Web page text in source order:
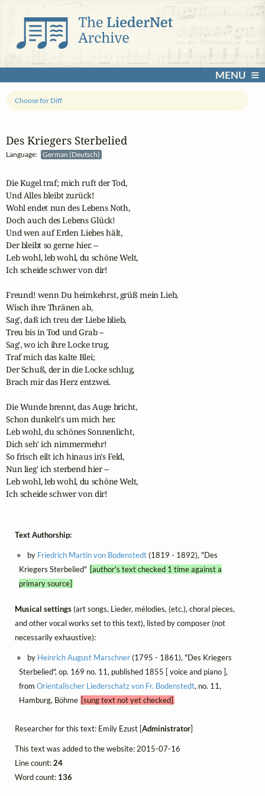
MENU
Des Kriegers Sterbelied
Language: German (Deutsch)
Choose for Diff
Die Kugel traf; mich ruft der Tod,
Und Alles bleibt zurück!
Wohl endet nun des Lebens Noth,
Doch auch des Lebens Glück!
Und wen auf Erden Liebes hält,
Der bleibt so gerne hier. --
Leb wohl, leb wohl, du schöne Welt,
Ich scheide schwer von dir!
Freund! wenn Du heimkehrst, grüß mein Lieb,
Wisch ihre Thränen ab,
Sag', daß ich treu der Liebe blieb,
Treu bis in Tod und Grab --
Sag', wo ich ihre Locke trug,
Traf mich das kalte Blei;
Der Schuß, der in die Locke schlug,
Brach mir das Herz entzwei.
Die Wunde brennt, das Auge bricht,
Schon dunkelt's um mich her.
Leb wohl, du schönes Sonnenlicht,
Dich seh' ich nimmermehr!
So frisch eilt ich hinaus in's Feld,
Nun lieg' ich sterbend hier --
Leb wohl, leb wohl, du schöne Welt,
Ich scheide schwer von dir!
Text Authorship:
by Friedrich Martin von Bodenstedt(1819 - 1892), "Des
Kriegers Sterbelied" [author's text checked 1 time against a
primary source]
Musical settings(art songs, Lieder, mélodies, (etc.), choral pieces,
and other vocal works set to this text), listed by composer (not
necessarily exhaustive):
by Heinrich August Marschner(1795 - 1861), "Des Kriegers
Sterbelied", op. 169 no. 11, published 1855 [ voice and piano ],
from Orientalischer Liederschatz von Fr. Bodenstedt, no. 11,
Hamburg, Böhme [sung text not yet checked]
Researcher for this text: Emily Ezust [Administrator]
This text was added to the website: 2015-07-16
Line count:24
Word count: 136